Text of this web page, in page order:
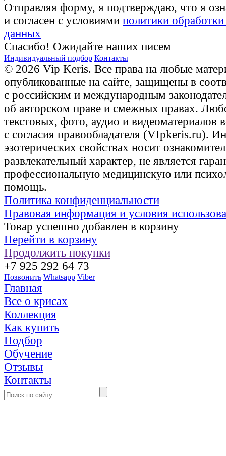
Отправляя форму, я подтверждаю, что я
и согласен с условиями политики
данных
Спасибо! Ожидайте наших писем
Индивидуальный подбор Контакты
© 2026 Vip Keris. Все права на любые
опубликованные на сайте, защищены в
с российским и международным
об авторском праве и смежных правах.
текстовых, фото, аудио и видеоматериалов
с согласия правообладателя (VIpkeris.ru).
эзотерических свойствах носит
развлекательный характер, не является
профессиональную медицинскую или
помощь.
Политика конфиденциальности
Правовая информация и условия
Товар успешно добавлен в корзину
Перейти в корзину
Продолжить покупки
+7 925 292 64 73
Позвонить Whatsapp Viber
Главная
Все о крисах
Коллекция
Как купить
Подбор
Обучение
Отзывы
Контакты